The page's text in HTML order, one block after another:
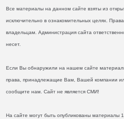
Все материалы на данном сайте взяты из
исключительно в ознакомительных целях.
владельцам. Администрация сайта
несет.
Если Вы обнаружили на нашем сайте
права, принадлежащие Вам, Вашей компании
сообщите нам. Сайт не является СМИ!
На сайте могут быть опубликованы материалы